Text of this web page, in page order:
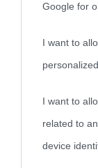
Google for
I want to
I want to
related to
device
nell'avversa.»